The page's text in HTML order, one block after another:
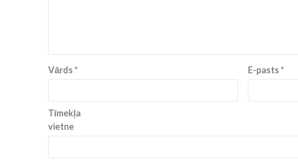
Vārds* E-pasts*
Tīmekļa
vietne